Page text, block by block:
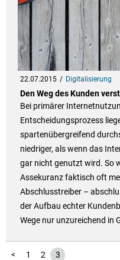
22.07.2015 Digitalisierung
Den Weg des Kunden
Bei primärer
Entscheidungsprozess
spartenübergreifend
niedriger, als wenn das
gar nicht genutzt wird. So
Assekuranz faktisch oft
Abschlusstreiber –
der Aufbau echter
Wege nur unzureichend in
< 1 2 3